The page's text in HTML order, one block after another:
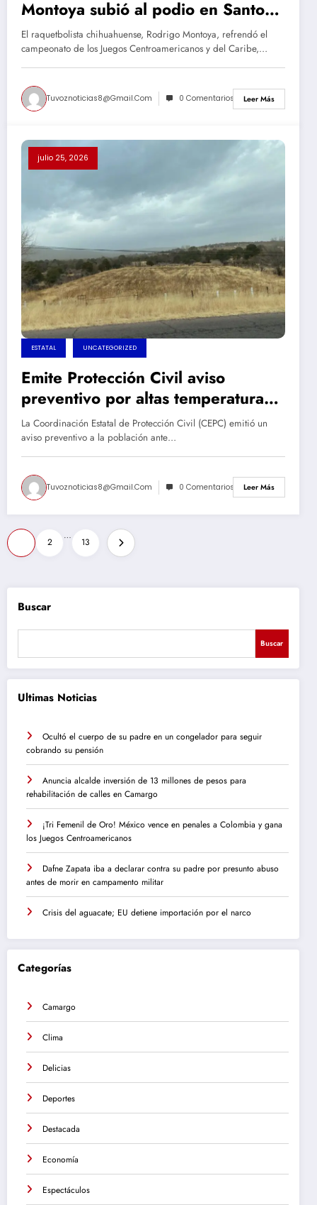
Montoya subió al podio en Santo
Domingo
El raquetbolista chihuahuense, Rodrigo Montoya, refrendó el
campeonato de los Juegos Centroamericanos y del Caribe,…
Tuvoznoticias8@gmail.com 0 Comentarios Leer Más
julio 25, 2026
ESTATAL UNCATEGORIZED
Emite Protección Civil aviso
preventivo por altas temperaturas
en la entidad
La Coordinación Estatal de Protección Civil (CEPC) emitió un
aviso preventivo a la población ante…
Tuvoznoticias8@gmail.com 0 Comentarios Leer Más
Paginación
de
entradas
2
…
13
Buscar
Buscar
Ultimas Noticias
Ocultó el cuerpo de su padre en un congelador para seguir
cobrando su pensión
Anuncia alcalde inversión de 13 millones de pesos para
rehabilitación de calles en Camargo
¡Tri Femenil de Oro! México vence en penales a Colombia y gana
los Juegos Centroamericanos
Dafne Zapata iba a declarar contra su padre por presunto abuso
antes de morir en campamento militar
Crisis del aguacate; EU detiene importación por el narco
Categorías
Camargo
Clima
Delicias
Deportes
Destacada
Economía
Espectáculos